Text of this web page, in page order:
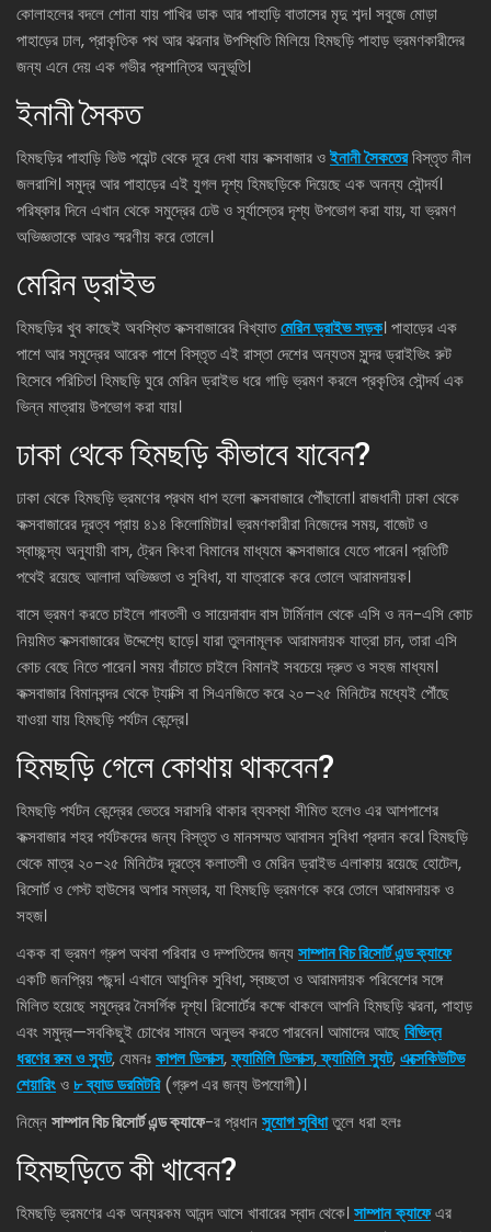
কোলাহলের বদলে শোনা যায় পাখির ডাক আর পাহাড়ি বাতাসের মৃদু শব্দ। সবুজে মোড়া
পাহাড়ের ঢাল, প্রাকৃতিক পথ আর ঝরনার উপস্থিতি মিলিয়ে হিমছড়ি পাহাড় ভ্রমণকারীদের
জন্য এনে দেয় এক গভীর প্রশান্তির অনুভূতি।
ইনানী সৈকত
হিমছড়ির পাহাড়ি ভিউ পয়েন্ট থেকে দূরে দেখা যায় কক্সবাজার ওইনানী সৈকতেরবিস্তৃত নীল
জলরাশি। সমুদ্র আর পাহাড়ের এই যুগল দৃশ্য হিমছড়িকে দিয়েছে এক অনন্য সৌন্দর্য।
পরিষ্কার দিনে এখান থেকে সমুদ্রের ঢেউ ও সূর্যাস্তের দৃশ্য উপভোগ করা যায়, যা ভ্রমণ
অভিজ্ঞতাকে আরও স্মরণীয় করে তোলে।
মেরিন ড্রাইভ
হিমছড়ির খুব কাছেই অবস্থিত কক্সবাজারের বিখ্যাতমেরিন ড্রাইভ সড়ক। পাহাড়ের এক
পাশে আর সমুদ্রের আরেক পাশে বিস্তৃত এই রাস্তা দেশের অন্যতম সুন্দর ড্রাইভিং রুট
হিসেবে পরিচিত। হিমছড়ি ঘুরে মেরিন ড্রাইভ ধরে গাড়ি ভ্রমণ করলে প্রকৃতির সৌন্দর্য এক
ভিন্ন মাত্রায় উপভোগ করা যায়।
ঢাকা থেকে হিমছড়ি কীভাবে যাবেন?
ঢাকা থেকে হিমছড়ি ভ্রমণের প্রথম ধাপ হলো কক্সবাজারে পৌঁছানো। রাজধানী ঢাকা থেকে
কক্সবাজারের দূরত্ব প্রায় ৪১৪ কিলোমিটার। ভ্রমণকারীরা নিজেদের সময়, বাজেট ও
স্বাচ্ছন্দ্য অনুযায়ী বাস, ট্রেন কিংবা বিমানের মাধ্যমে কক্সবাজারে যেতে পারেন। প্রতিটি
পথেই রয়েছে আলাদা অভিজ্ঞতা ও সুবিধা, যা যাত্রাকে করে তোলে আরামদায়ক।
বাসে ভ্রমণ করতে চাইলে গাবতলী ও সায়েদাবাদ বাস টার্মিনাল থেকে এসি ও নন-এসি কোচ
নিয়মিত কক্সবাজারের উদ্দেশ্যে ছাড়ে। যারা তুলনামূলক আরামদায়ক যাত্রা চান, তারা এসি
কোচ বেছে নিতে পারেন। সময় বাঁচাতে চাইলে বিমানই সবচেয়ে দ্রুত ও সহজ মাধ্যম।
কক্সবাজার বিমানবন্দর থেকে ট্যাক্সি বা সিএনজিতে করে ২০–২৫ মিনিটের মধ্যেই পৌঁছে
যাওয়া যায় হিমছড়ি পর্যটন কেন্দ্রে।
হিমছড়ি গেলে কোথায় থাকবেন?
হিমছড়ি পর্যটন কেন্দ্রের ভেতরে সরাসরি থাকার ব্যবস্থা সীমিত হলেও এর আশপাশের
কক্সবাজার শহর পর্যটকদের জন্য বিস্তৃত ও মানসম্মত আবাসন সুবিধা প্রদান করে। হিমছড়ি
থেকে মাত্র ২০-২৫ মিনিটের দূরত্বে কলাতলী ও মেরিন ড্রাইভ এলাকায় রয়েছে হোটেল,
রিসোর্ট ও গেস্ট হাউসের অপার সম্ভার, যা হিমছড়ি ভ্রমণকে করে তোলে আরামদায়ক ও
সহজ।
একক বা ভ্রমণ গ্রুপ অথবা পরিবার ও দম্পতিদের জন্যসাম্পান বিচ রিসোর্ট এন্ড ক্যাফে
একটি জনপ্রিয় পছন্দ। এখানে আধুনিক সুবিধা, স্বচ্ছতা ও আরামদায়ক পরিবেশের সঙ্গে
মিলিত হয়েছে সমুদ্রের নৈসর্গিক দৃশ্য। রিসোর্টের কক্ষে থাকলে আপনি হিমছড়ি ঝরনা, পাহাড়
এবং সমুদ্র—সবকিছুই চোখের সামনে অনুভব করতে পারবেন। আমাদের আছেবিভিন্ন
ধরণের রুম ও স্যুট, যেমনঃকাপল ডিলাক্স,ফ্যামিলি ডিলাক্স,ফ্যামিলি স্যুট,এক্সেকিউটিভ
শেয়ারিংও৮ ব্যাড ডরমিটরি(গ্রুপ এর জন্য উপযোগী)।
নিম্নেসাম্পান বিচ রিসোর্ট এন্ড ক্যাফে-র প্রধানসুযোগ সুবিধাতুলে ধরা হলঃ
হিমছড়িতে কী খাবেন?
হিমছড়ি ভ্রমণের এক অন্যরকম আনন্দ আসে খাবারের স্বাদ থেকে। সাম্পান ক্যাফেএর